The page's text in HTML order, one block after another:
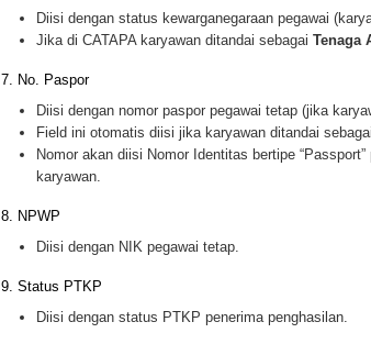
Diisi dengan status kewarganegaraan pegawai
Jika di CATAPA karyawan ditandai sebagai Tenaga
7. No. Paspor
Diisi dengan nomor paspor pegawai tetap (jika
Field ini otomatis diisi jika karyawan ditandai sebagai
Nomor akan diisi Nomor Identitas bertipe
karyawan.
8. NPWP
Diisi dengan NIK pegawai tetap.
9. Status PTKP
Diisi dengan status PTKP penerima penghasilan.